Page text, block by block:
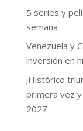
5 series y
semana
Venezuela y
inversión en
¡Histórico
primera vez y
2027